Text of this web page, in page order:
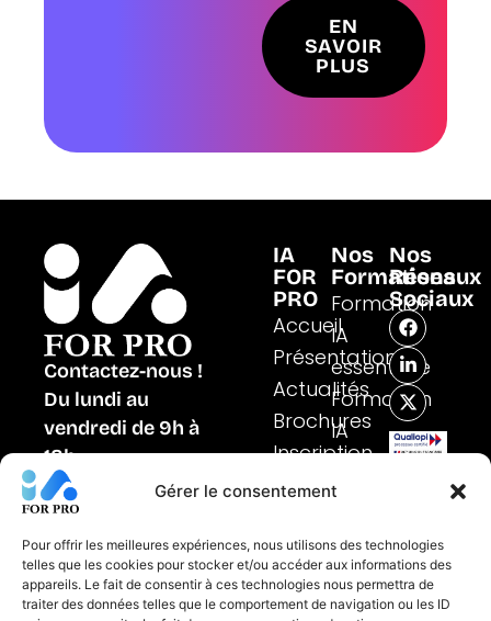
Gérer le consentement
Pour offrir les meilleures expériences, nous utilisons des technologies
telles que les cookies pour stocker et/ou accéder aux informations des
appareils. Le fait de consentir à ces technologies nous permettra de
traiter des données telles que le comportement de navigation ou les ID
EN
SAVOIR
PLUS
Contactez-nous !
Du lundi au
vendredi de 9h à
18h
01 48 97 23 66
CONTACT
IA
FOR
PRO
Accueil
Présentation
Actualités
Brochures
Inscription
Nos
Formations
Formation
IA
essentielle
Formation
IA
spécifiques
Formation
Nos
Réseaux
Sociaux
F
a
c
e
b
o
o
k
L
i
n
k
e
d
i
n
X
-
t
w
i
t
t
e
Certifié
catégorie
des
actions
de